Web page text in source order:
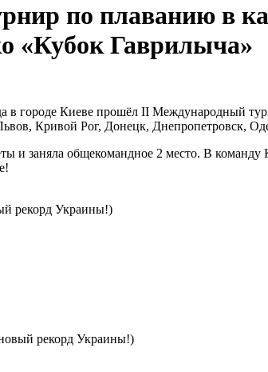
по плаванию в
«Кубок Гаврилыча»
в городе Киеве прошёл II Международный
Кривой Рог, Донецк, Днепропетровск,
и заняла общекомандное 2 место. В
рекорд Украины!)
рекорд Украины!)